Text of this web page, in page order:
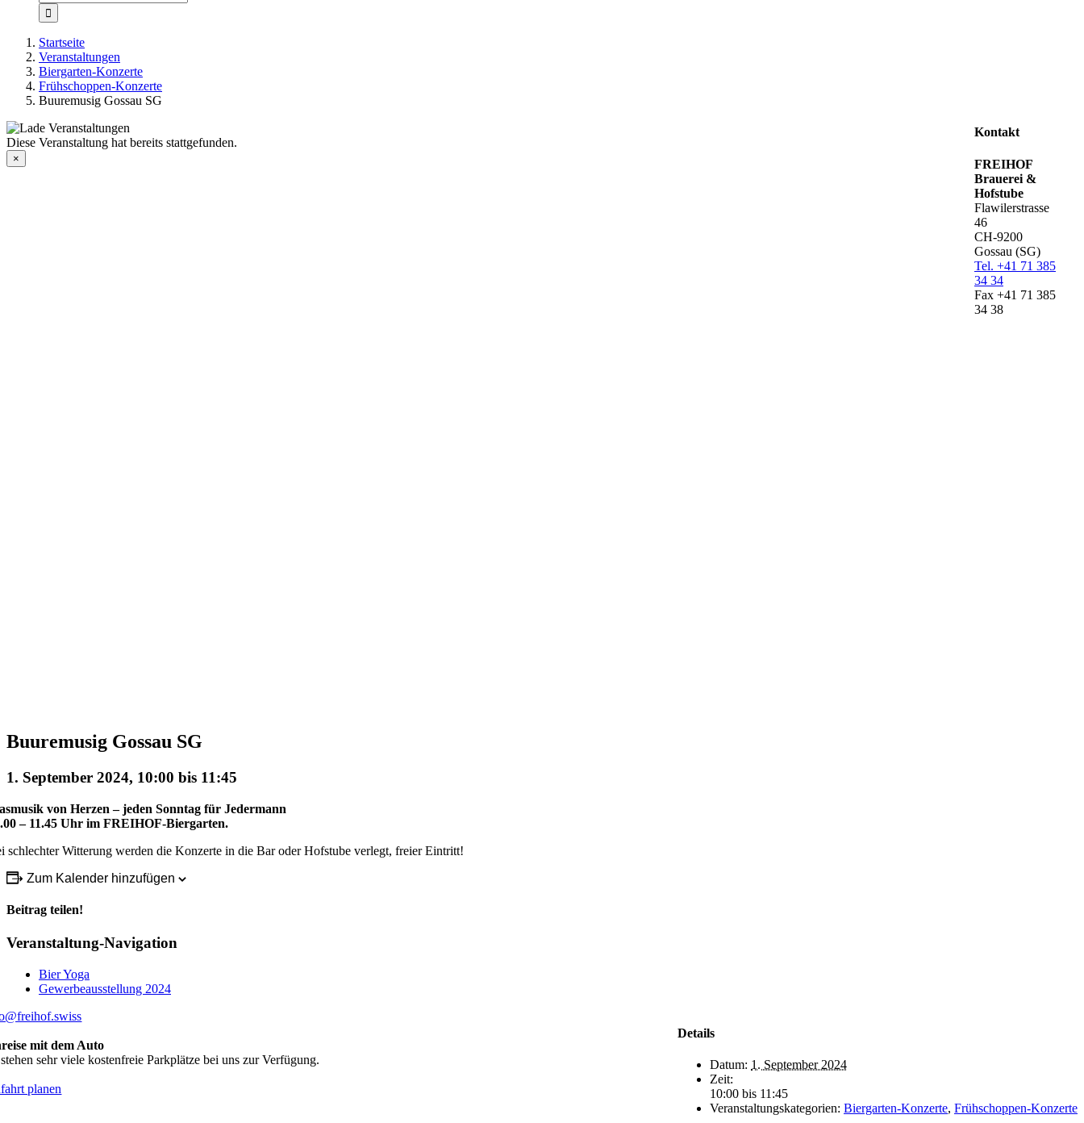
nach:
Startseite
Veranstaltungen
Biergarten-Konzerte
Frühschoppen-Konzerte
Buuremusig Gossau SG
Diese Veranstaltung hat bereits stattgefunden.
×
Buuremusig Gossau SG
1. September 2024, 10:00 bis 11:45
von Herzen – jeden Sonntag für Jedermann
– 11.45 Uhr im FREIHOF-Biergarten.
schlechter Witterung werden die Konzerte in die Bar oder Hofstube verlegt, freier Eintritt!
Zum Kalender hinzufügen
Beitrag teilen!
Facebook
LinkedIn
WhatsApp
E-
Veranstaltung-Navigation
Bier Yoga
Gewerbeausstellung 2024
Details
Datum: 1. September 2024
Zeit:
10:00 bis 11:45
Veranstaltungskategorien: Biergarten-Konzerte, Frühschoppen-Konzerte
Kontakt
FREIHOF
Brauerei &
Hofstube
Flawilerstrasse
46
CH-9200
Gossau (SG)
Tel. +41 71 385
34 34
Fax +41 71 385
34 38
mit dem Auto
sehr viele kostenfreie Parkplätze bei uns zur Verfügung.
planen